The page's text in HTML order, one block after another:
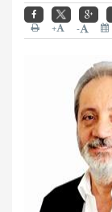
-
+